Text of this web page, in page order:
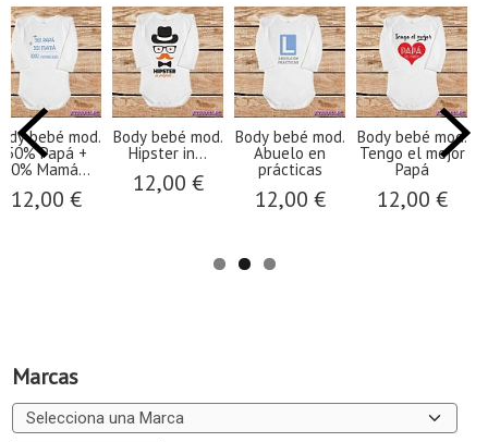
Marcas
Body bebé mod.
Abuelo en
prácticas
12,00 €
Body bebé mod.
Tengo el mejor
12,00 €
Body bebé mod.
Cargando Pañal
12,00 €
Body
mod.Body
mod. Yo...
14,00